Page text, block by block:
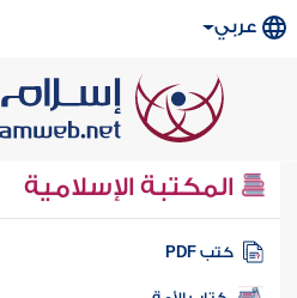
عربي
المكتبة الإسلامية
كتب PDF